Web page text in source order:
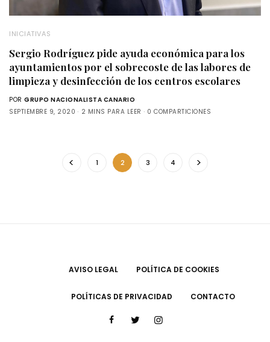
INICIATIVAS
Sergio Rodríguez pide ayuda económica para los
ayuntamientos por el sobrecoste de las labores de
limpieza y desinfección de los centros escolares
POR GRUPO NACIONALISTA CANARIO
SEPTIEMBRE 9, 2020
2 MINS PARA LEER 0 COMPARTICIONES
1 2 3 4
AVISO LEGAL POLÍTICA DE COOKIES
POLÍTICAS DE PRIVACIDAD CONTACTO